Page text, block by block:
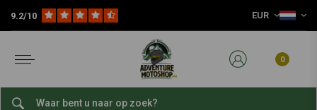
9.2/10 EUR
0
Remvloeistof DOT 5.1 | 250ML of 500ML
bekijk alles van Liqui Moly
Remvloeistof DOT 5.1 | 250ML of 500ML